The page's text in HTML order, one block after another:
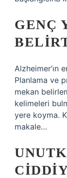
GENÇ
Alzheimer’ın
Planlama ve
mekan
kelimeleri
yere koyma.
makale…